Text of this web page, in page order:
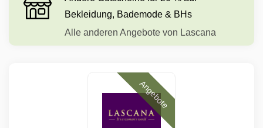
Bekleidung, Bademode & BHs
Alle anderen Angebote von Lascana
Angebote